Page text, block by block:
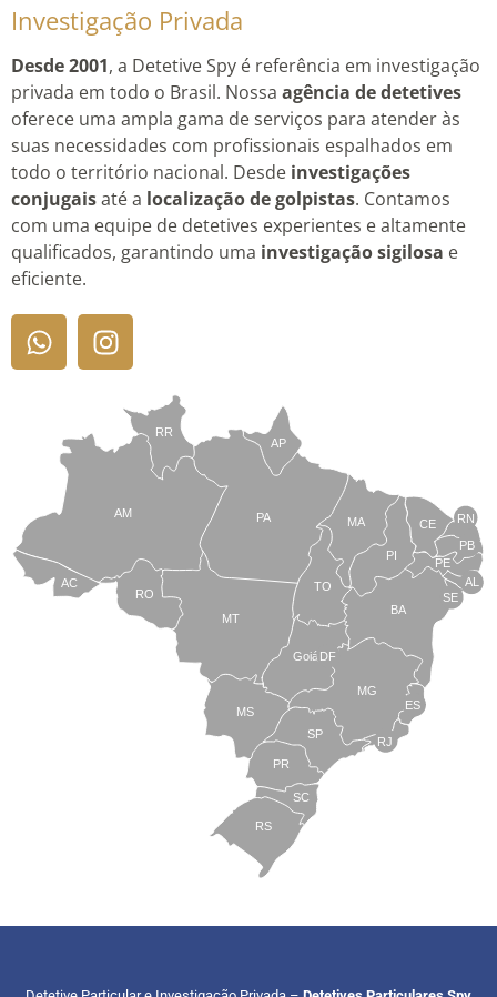
Investigação Privada
Desde 2001, a Detetive Spy é referência em investigação
privada em todo o Brasil. Nossa agência de detetives
oferece uma ampla gama de serviços para atender às
suas necessidades com profissionais espalhados em
todo o território nacional. Desde investigações
conjugaisaté a localização de golpistas. Contamos
com uma equipe de detetives experientes e altamente
qualificados, garantindo uma investigação sigilosa e
eficiente.
TO
BA
SE
PE
AL
RN
CE
PI
MA
AP
PA
RR
AM
AC
RO
MT
MS
Goiás
PR
SC
RS
SP
MG
RJ
ES
DF
PB